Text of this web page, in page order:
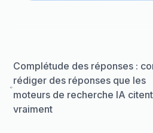
Complétude des réponses :
rédiger des réponses que les
moteurs de recherche IA citent
vraiment